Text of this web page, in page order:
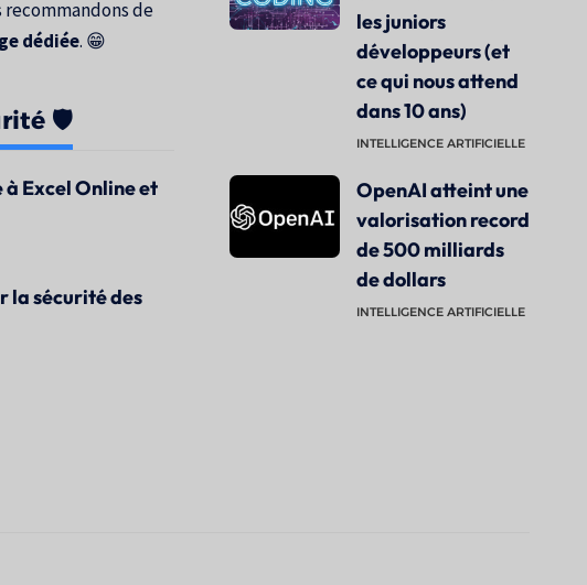
de
dédiée. 😁
🛡️
Excel Online et
la sécurité des
les juniors
développeurs (et
ce qui nous attend
dans 10 ans)
INTELLIGENCE ARTIFICIELLE
OpenAI atteint une
valorisation record
de 500 milliards
de dollars
INTELLIGENCE ARTIFICIELLE